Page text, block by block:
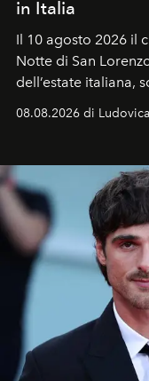
in Italia
Il 10 agosto 2026 il
Notte di San
dell’estate italiana,
celeste per seguire
all’universo i
08.08.2026 di